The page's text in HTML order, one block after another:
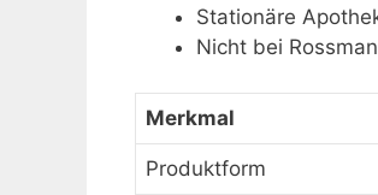
Stationäre
Nicht bei
Merkmal
Produktform